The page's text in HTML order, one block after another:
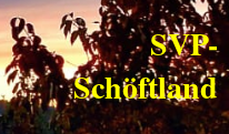
SVP-
Schöftland